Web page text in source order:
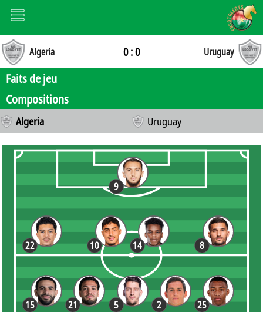
Algeria 0 : 0 Uruguay
Faits de jeu
Compositions
Algeria Uruguay
2
21
8
9
14
15 5
10
25
22